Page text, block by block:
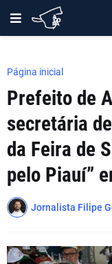
Página inicial
Prefeito de
secretária
da Feira de
pelo Piauí”
Jornalista Filipe